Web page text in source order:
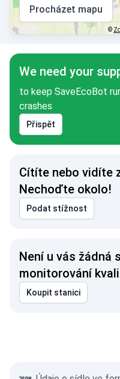
Procházet mapu
©
We need your
to keep SaveEcoBot
crashes
Přispět
Cítíte nebo vidíte
Nechoďte okolo!
Podat stížnost
Není u vás žádná
monitorování
Koupit stanici